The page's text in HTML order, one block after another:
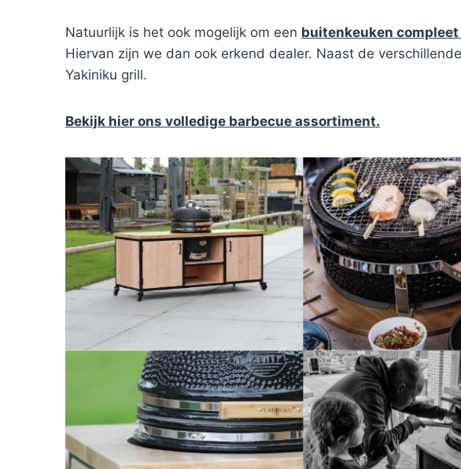
Natuurlijk is het ook mogelijk om een buitenkeuken
Hiervan zijn we dan ook erkend dealer. Naast de
Yakiniku grill.
Bekijk hier ons volledige barbecue assortiment.